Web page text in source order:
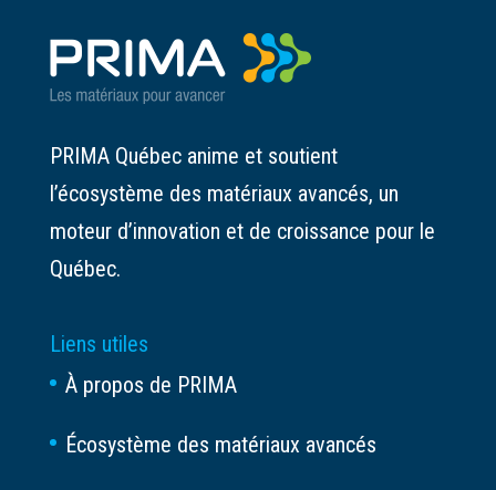
PRIMA Québec anime et soutient
l’écosystème des matériaux avancés, un
moteur d’innovation et de croissance pour le
Québec.
Liens utiles
À propos de PRIMA
Écosystème des matériaux avancés